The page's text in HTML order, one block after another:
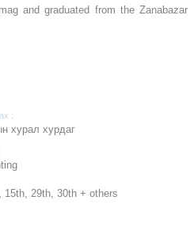
and graduated from the Zanabazar
:
хурал хурдаг
15th, 29th, 30th + others